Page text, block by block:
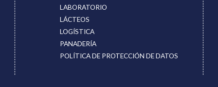
LABORATORIO
LÁCTEOS
LOGÍSTICA
PANADERÍA
POLÍTICA DE PROTECCIÓN DE DATOS